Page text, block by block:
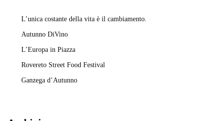
L’unica costante della vita è il cambiamento.
Autunno DiVino
L’Europa in Piazza
Rovereto Street Food Festival
Ganzega d’Autunno